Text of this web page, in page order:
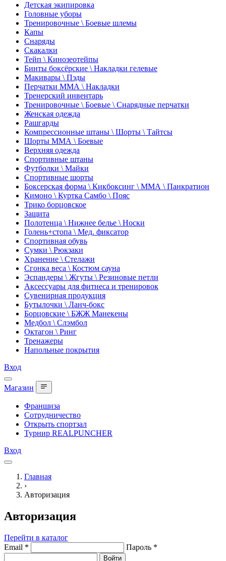
Детская экипировка
Головные уборы
Тренировочные \ Боевые шлемы
Капы
Снаряды
Скакалки
Тейп \ Кинозеотейпы
Бинты боксёрские \ Накладки гелевые
Макивары \ Пэды
Перчатки ММА \ Накладки
Тренерский инвентарь
Тренировочные \ Боевые \ Снарядные перчатки
Женская одежда
Рашгарды
Компрессионные штаны \ Шорты \ Тайтсы
Шорты ММА \ Боевые
Верхняя одежда
Спортивные штаны
Футболки \ Майки
Спортивные шорты
Боксерская форма \ Кикбоксинг \ ММА \ Панкратион
Кимоно \ Куртка Самбо \ Пояс
Трико борцовское
Защита
Полотенца \ Нижнее белье \ Носки
Голень+стопа \ Мед. фиксатор
Спортивная обувь
Сумки \ Рюкзаки
Хранение \ Стелажи
Сгонка веса \ Костюм сауна
Эспандеры \ Жгуты \ Резиновые петли
Аксессуары для фитнеса и тренировок
Сувенирная продукция
Бутылочки \ Ланч-бокс
Борцовские \ БЖЖ Манекены
Медбол \ Слэмбол
Октагон \ Ринг
Тренажеры
Напольные покрытия
Вход
Магазин
Франшиза
Сотрудничество
Открыть спортзал
Турнир REALPUNCHER
Вход
Главная
›
Авторизация
Авторизация
Перейти в каталог
Email * Пароль *
Войти